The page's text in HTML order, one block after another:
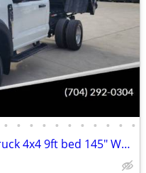
• • • • • • • • • • •
2024 Ford F350 F-350 Dump Truck 4x4 9ft bed 145" WB 7.3 v8 Gas Motor